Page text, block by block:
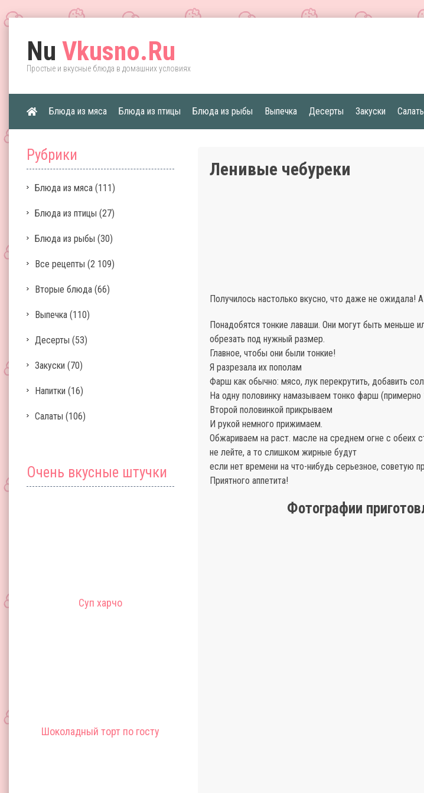
Nu Vkusno.Ru
Простые и вкусные блюда в домашних условиях
Блюда из мяса Блюда из птицы Блюда из рыбы Выпечка Десерты Закуски
Рубрики
Блюда из мяса (111)
Блюда из птицы (27)
Блюда из рыбы (30)
Все рецепты (2 109)
Вторые блюда (66)
Выпечка (110)
Десерты (53)
Закуски (70)
Напитки (16)
Салаты (106)
Очень вкусные штучки
Суп харчо
Шоколадный торт по госту
Ленивые чебуреки
Получилось настолько вкусно, что даже не ожидала!
Понадобятся тонкие лаваши. Они могут быть
обрезать под нужный размер.
Главное, чтобы они были тонкие!
Я разрезала их пополам
Фарш как обычно: мясо, лук перекрутить, добавить
На одну половинку намазываем тонко фарш (примерно
Второй половинкой прикрываем
И рукой немного прижимаем.
Обжариваем на раст. масле на среднем огне с обеих
не лейте, а то слишком жирные будут
если нет времени на что-нибудь серьезное, советую
Приятного аппетита!
Фотографии